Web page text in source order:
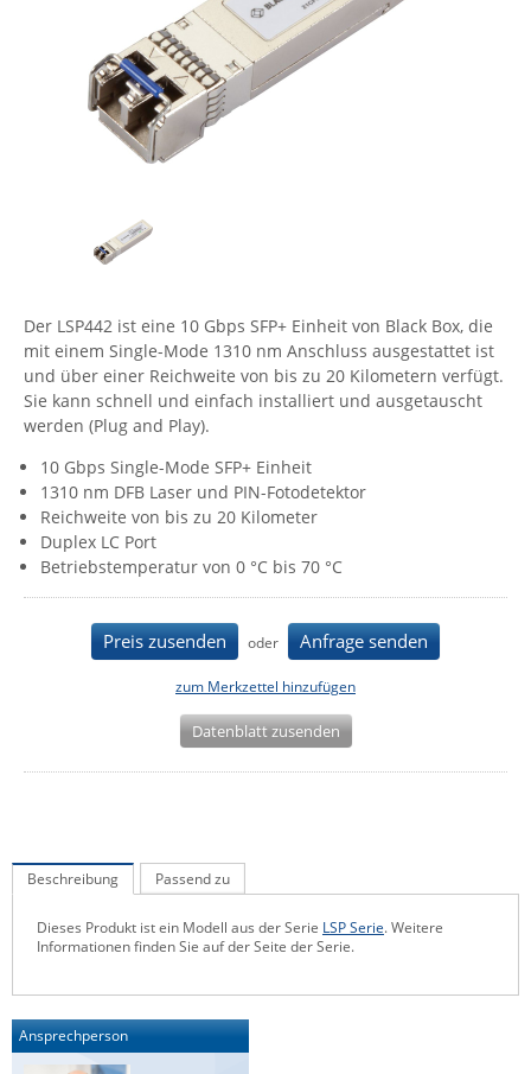
Energiemessung
Energieverteilung
IP, WLAN & GSM Sensorik
Datenlogger
IoT - Internet of Things
Remote I/O
IPC, Industrielle Netzwerktechnik & WLAN
Industrielle Netzwerktechnik / Kommunikation
Industrielle Computer
IT Netzwerktechnik / Kommunikation
Sonstige
Comet System
CompleTech
Contemporary Controls
Enginko - mcf88
Gefen
Gude
Guntermann & Drunck
HW group
Icron
IEC Lock
Ihse
Moxa
Panorama Antennas
Power Kingdom
Poynting
Der LSP442 ist eine 10 Gbps SFP+ Einheit von Black Box, die
mit einem Single-Mode 1310 nm Anschluss ausgestattet ist
und über einer Reichweite von bis zu 20 Kilometern verfügt.
Sie kann schnell und einfach installiert und ausgetauscht
werden (Plug and Play).
10 Gbps Single-Mode SFP+ Einheit
1310 nm DFB Laser und PIN-Fotodetektor
Reichweite von bis zu 20 Kilometer
Duplex LC Port
Betriebstemperatur von 0 °C bis 70 °C
Preis zusenden oder Anfrage senden
zum Merkzettel hinzufügen
Datenblatt zusenden
Beschreibung Passend zu
Dieses Produkt ist ein Modell aus der Serie LSP Serie. Weitere
Informationen finden Sie auf der Seite der Serie.
Ansprechperson